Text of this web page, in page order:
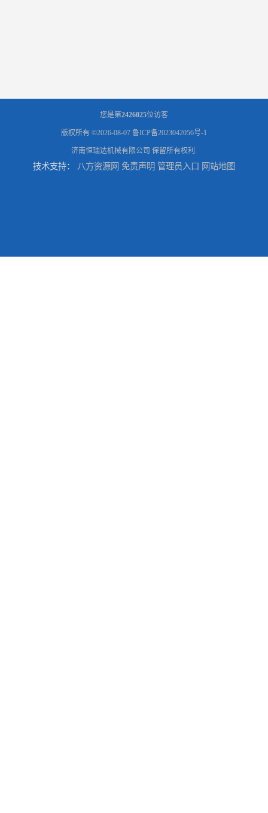
您是第2426025位访客
版权所有 ©2026-08-07 鲁ICP备2023042056号-1
济南恒瑞达机械有限公司 保留所有权利.
技术支持： 八方资源网 免责声明 管理员入口 网站地图